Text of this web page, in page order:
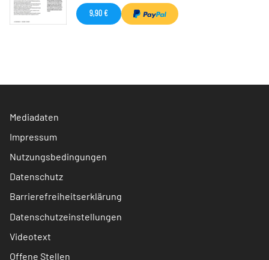
9,90 €
Mediadaten
Impressum
Nutzungsbedingungen
Datenschutz
Barrierefreiheitserklärung
Datenschutzeinstellungen
Videotext
Offene Stellen